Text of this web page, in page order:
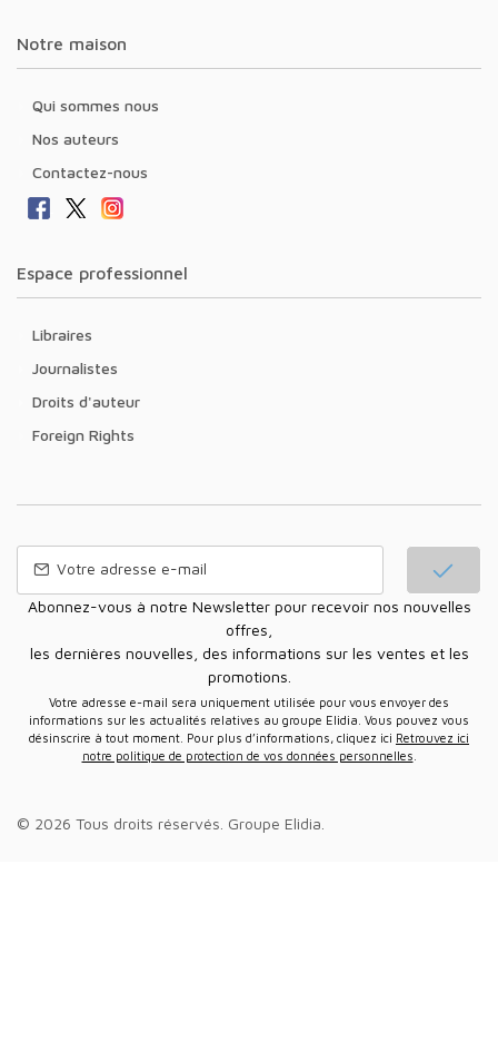
Notre maison
Qui sommes nous
Nos auteurs
Contactez-nous
Espace professionnel
Libraires
Journalistes
Droits d'auteur
Foreign Rights
Abonnez-vous à notre Newsletter pour recevoir nos nouvelles
offres,
les dernières nouvelles, des informations sur les ventes et les
promotions.
Votre adresse e-mail sera uniquement utilisée pour vous envoyer des
informations sur les actualités relatives au groupe Elidia. Vous pouvez vous
désinscrire à tout moment. Pour plus d’informations, cliquez ici Retrouvez ici
notre politique de protection de vos données personnelles
© 2026 Tous droits réservés. Groupe Elidia